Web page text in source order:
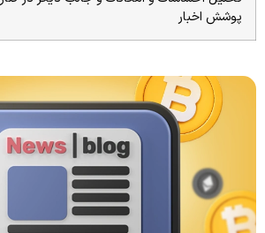
پوشش اخبار